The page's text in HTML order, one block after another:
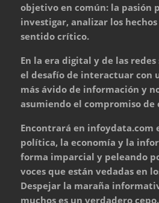
objetivo en común: la pasión
investigar, analizar los
sentido crítico.
En la era digital y de las
el desafío de interactuar con
más ávido de información y
asumiendo el compromiso
Encontrará en infoydata.com
política, la economía y la
forma imparcial y peleando
voces que están vedadas en
Despejar la maraña
muchos es un verdadero